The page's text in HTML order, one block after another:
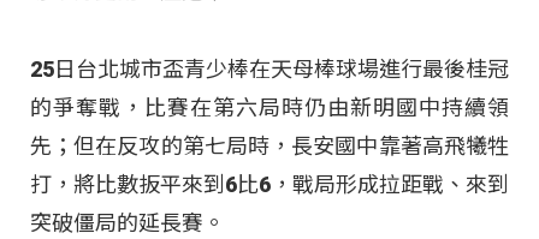
25日台北城市盃青少棒在天母棒球場進行最後桂冠
的爭奪戰，比賽在第六局時仍由新明國中持續領
先；但在反攻的第七局時，長安國中靠著高飛犧牲
打，將比數扳平來到6比6，戰局形成拉距戰、來到
突破僵局的延長賽。